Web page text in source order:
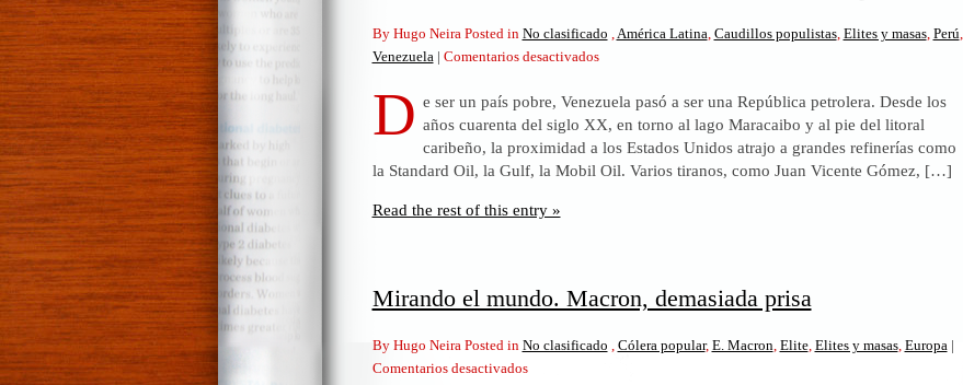
By Hugo Neira Posted in No clasificado América Latina Caudillos populistas, Elites y masas, Perú
Venezuela | Comentarios desactivadosen
saudita,
o
el
horror
esquina
D e ser un país pobre, Venezuela pasó a ser una República petrolera. Desde los
años cuarenta del siglo XX, en torno al lago Maracaibo y al pie del litoral
caribeño, la proximidad a los Estados Unidos atrajo a grandes refinerías como
la Standard Oil, la Gulf, la Mobil Oil. Varios tiranos, como Juan Vicente Gómez, […]
Read the rest of this entry »
Mirando el mundo. Macron, demasiada prisa
By Hugo Neira Posted in No clasificado Cólera popular, E. Macron Elite, Elites y masas, Europa |
Comentarios desactivadosen